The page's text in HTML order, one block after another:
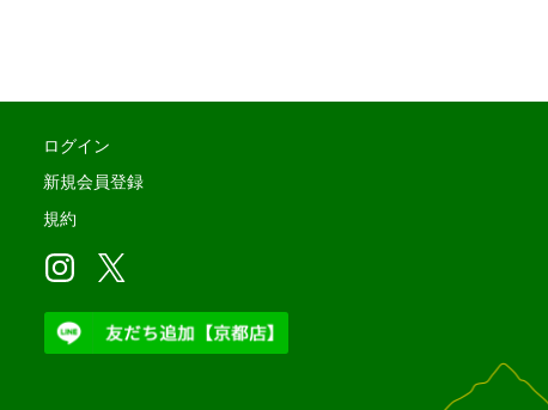
ログイン
新規会員登録
規約